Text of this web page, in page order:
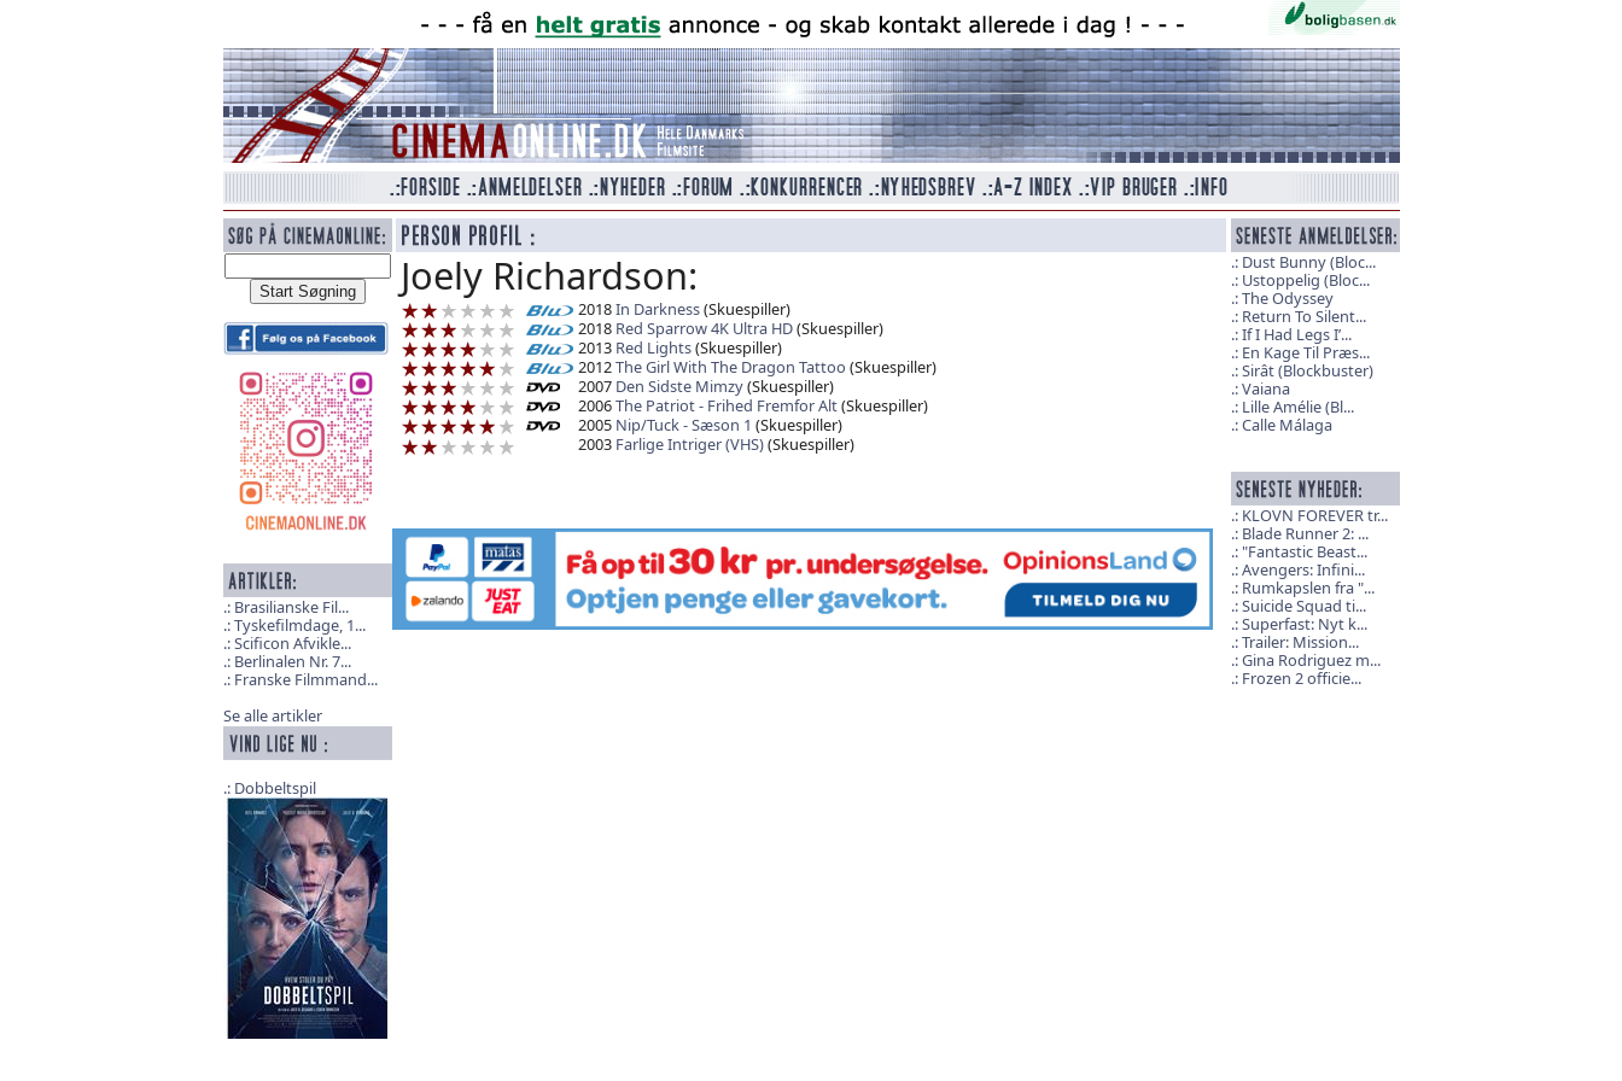
Brasilianske Fil...
Tyskefilmdage, 1...
Scificon Afvikle...
Berlinalen Nr. 7...
Franske Filmmand...
Se alle artikler
Dobbeltspil
Joely Richardson:
2018In Darkness(Skuespiller)
2018 Red Sparrow 4K Ultra HD(Skuespiller)
2013 Red Lights(Skuespiller)
2012The Girl With The Dragon Tattoo (Skuespiller)
2007 Den Sidste Mimzy(Skuespiller)
2006The Patriot - Frihed Fremfor Alt(Skuespiller)
2005 Nip/Tuck - Sæson 1 (Skuespiller)
2003 Farlige Intriger (VHS)(Skuespiller)
Dust Bunny (Bloc...
Ustoppelig (Bloc...
The Odyssey
Return To Silent...
If I Had Legs I’...
En Kage Til Præs...
Sirât (Blockbuster)
Vaiana
Lille Amélie (Bl...
Calle Málaga
KLOVN FOREVER tr...
Blade Runner 2: ...
"Fantastic Beast...
Avengers: Infini...
Rumkapslen fra "...
Suicide Squad ti...
Superfast: Nyt k...
Trailer: Mission...
Gina Rodriguez m...
Frozen 2 officie...